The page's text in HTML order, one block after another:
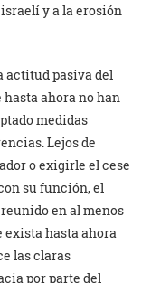
y a la erosión
actitud pasiva del
ahora no han
medidas
Lejos de
o exigirle el cese
su función, el
en al menos
exista hasta ahora
las claras
por parte del